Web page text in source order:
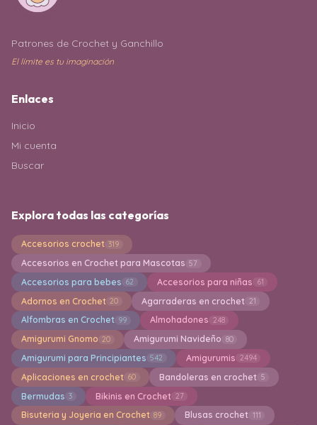
Patrones de Crochet y Ganchillo
El límite es tu imaginación
Enlaces
Inicio
Mi cuenta
Buscar
Explora todas las categorías
Accesorios crochet 319
Accesorios en Crochet para Mascotas 57
Accesorios para bebes 62 Accesorios para niñas 61
Adornos en Crochet 20 Agarraderas en crochet 21
Alfombras en Crochet 99 Almohadones 248
Amigurumi Gnomo 20 Amigurumi Navideño 80
Amigurumi para Principiantes 542 Amigurumis 2494
Aplicaciones en crochet 60 Bandoleras en crochet 5
Bermudas 3 Bikinis en Crochet 27
Bisuteria y Joyeria en Crochet 89 Blusas crochet 111